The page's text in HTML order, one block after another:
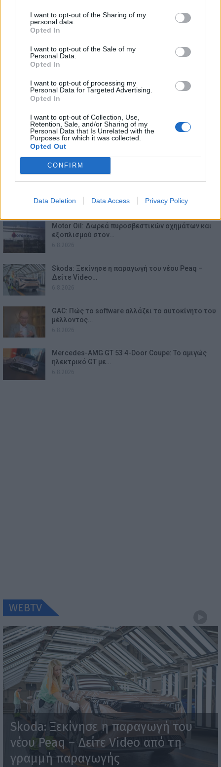
I want to opt-out of the Sharing of my
personal data.
Opted In
I want to opt-out of the Sale of my
Personal Data.
Opted In
I want to opt-out of processing my
Personal Data for Targeted Advertising.
Opted In
I want to opt-out of Collection, Use,
Retention, Sale, and/or Sharing of my
Personal Data that Is Unrelated with the
Purposes for which it was collected.
Opted Out
CONFIRM
Data Deletion Data Access Privacy Policy
ΕΠΙΚΑΙΡΟΤΗΤΑ
Ο Alain Favey αποκλειστικά στα Auto Express /
6.8.2026
Motor Oil: Δωρεά πυροσβεστικών οχημάτων και
εξοπλισμού στον…
Skoda: Ξεκίνησε η παραγωγή του νέου Peaq –
Δείτε Video…
GAC: Πώς το software αλλάζει το αυτοκίνητο του
μέλλοντος…
Mercedes-AMG GT 53 4-Door Coupe: Το αμιγώς
ηλεκτρικό GT με…
WEBTV
Skoda: Ξεκίνησε η παραγωγή του
νέου Peaq – Δείτε Video από τη
γραμμή παραγωγής